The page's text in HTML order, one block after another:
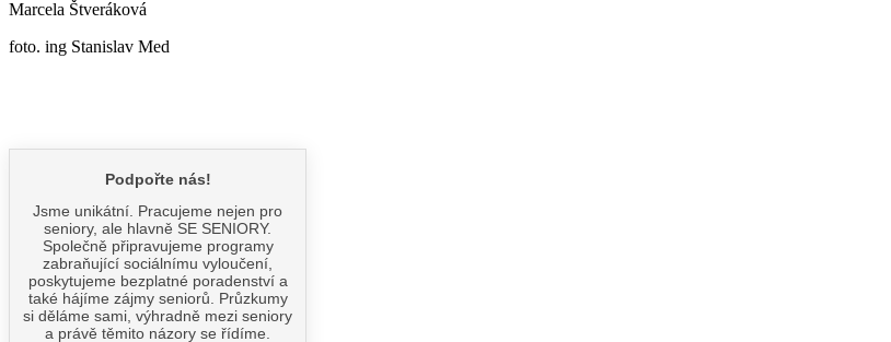
Marcela Štveráková
foto. ing Stanislav Med